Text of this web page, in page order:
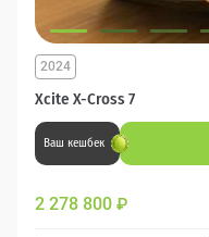
Xcite X-Cross 7
2024
Ваш кешбек
2 278 800 ₽